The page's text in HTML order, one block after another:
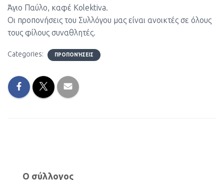
Άγιο Παύλο, καφέ Kolektiva.
Οι προπονήσεις του Συλλόγου μας είναι ανοικτές σε όλους
τους φίλους συναθλητές.
Categories: ΠΡΟΠΟΝΉΣΕΙΣ
Ο σύλλογος